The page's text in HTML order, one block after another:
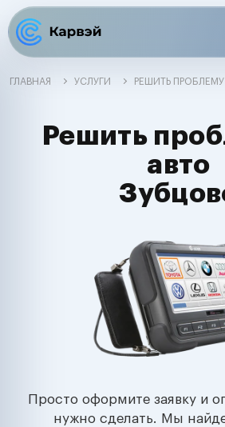
ГЛАВНАЯ УСЛУГИ РЕШИТЬ
Решить
авто
Просто оформите заявку и
нужно сделать. Мы